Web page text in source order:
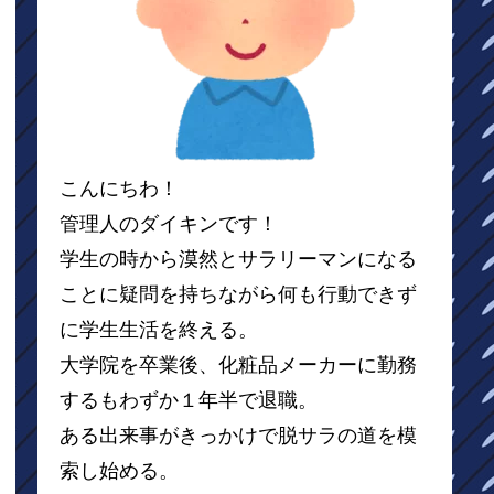
こんにちわ！
管理人のダイキンです！
学生の時から漠然とサラリーマンになる
ことに疑問を持ちながら何も行動できず
に学生生活を終える。
大学院を卒業後、化粧品メーカーに勤務
するもわずか１年半で退職。
ある出来事がきっかけで脱サラの道を模
索し始める。